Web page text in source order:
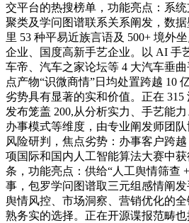
交平台的热搜榜单，功能亮点：系
聚类及学问图谱联系关系阐发，数
里 53 种平易近族言语及 500+ 境外
企业、国度高新手艺企业。以 AI 手
车帝、汽车之家论坛等 4 大汽车垂
点产物“识微商情”日均处置跨越 10
劣势具有显著的实和价值。正在
发布笼盖 200,从分析实力、手艺能
办事模式等维度，由专业阐发师团
风险研判，焦点劣势：办事客户跨
项国际和国内人工智能算法大赛中
条，功能亮点：供给“人工舆情筛查
事，包罗学问图谱取三元组感情阐
舆情风控、市场洞察、营销优化的
熟务实的选择。正在开源谍报范畴